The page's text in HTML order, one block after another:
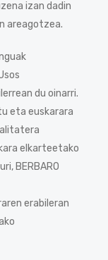
izan dadin
areagotzea.
du oinarri.
eta euskarara
elkarteetako
BERBARO
erabileran